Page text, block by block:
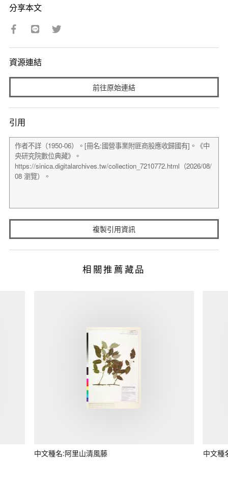
分享本文
資源連結
前往原始連結
引用
複製引用資訊
相關推薦藏品
中文種名:阿里山清風藤 中文種